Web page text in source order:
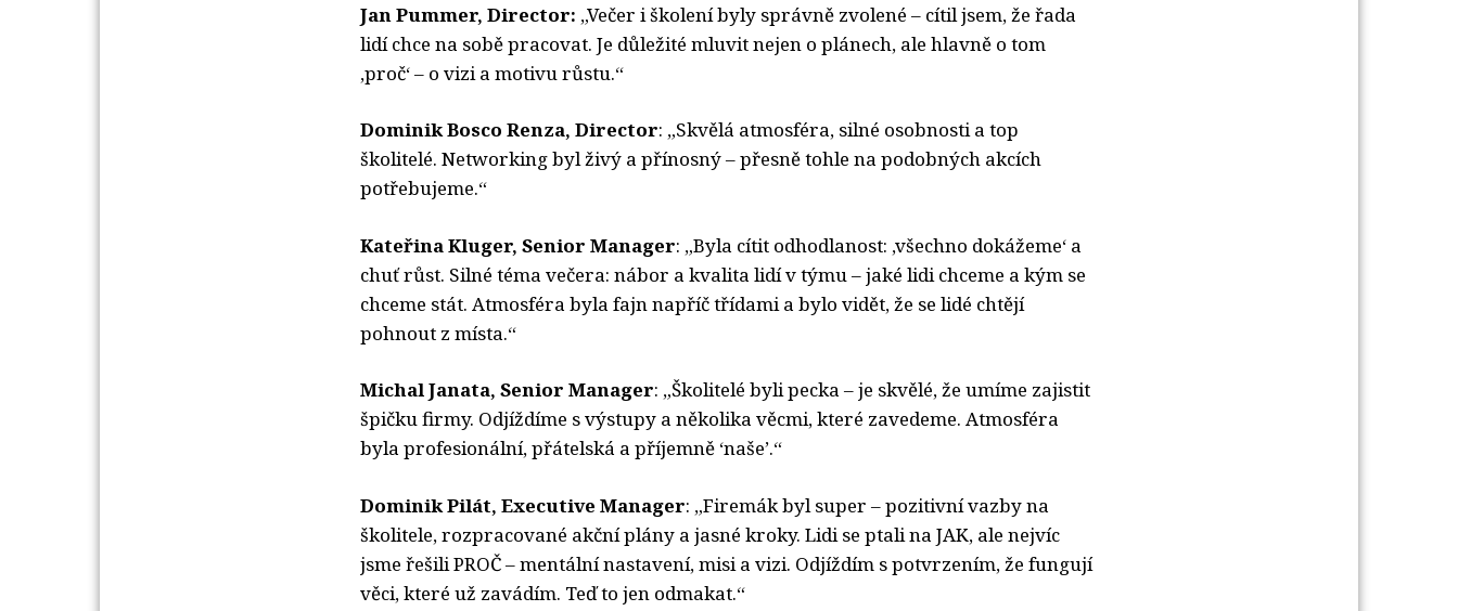
Jan Pummer, Director: „Večer i školení byly správně zvolené – cítil jsem, že řada
lidí chce na sobě pracovat. Je důležité mluvit nejen o plánech, ale hlavně o tom
‚proč‘ – o vizi a motivu růstu.“
Dominik Bosco Renza, Director: „Skvělá atmosféra, silné osobnosti a top
školitelé. Networking byl živý a přínosný – přesně tohle na podobných akcích
potřebujeme.“
Kateřina Kluger, Senior Manager: „Byla cítit odhodlanost: ‚všechno dokážeme‘ a
chuť růst. Silné téma večera: nábor a kvalita lidí v týmu – jaké lidi chceme a kým se
chceme stát. Atmosféra byla fajn napříč třídami a bylo vidět, že se lidé chtějí
pohnout z místa.“
Michal Janata, Senior Manager: „Školitelé byli pecka – je skvělé, že umíme zajistit
špičku firmy. Odjíždíme s výstupy a několika věcmi, které zavedeme. Atmosféra
byla profesionální, přátelská a příjemně ‘naše’.“
Dominik Pilát, Executive Manager: „Firemák byl super – pozitivní vazby na
školitele, rozpracované akční plány a jasné kroky. Lidi se ptali na JAK, ale nejvíc
jsme řešili PROČ – mentální nastavení, misi a vizi. Odjíždím s potvrzením, že fungují
věci, které už zavádím. Teď to jen odmakat.“